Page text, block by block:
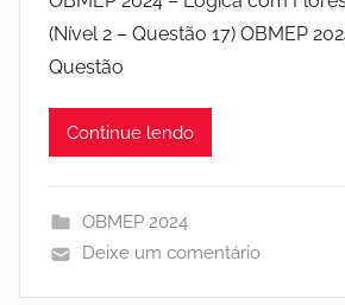
(Nível 2 – Questão 17) OBMEP
Questão
Continue lendo
OBMEP 2024
Deixe um comentário